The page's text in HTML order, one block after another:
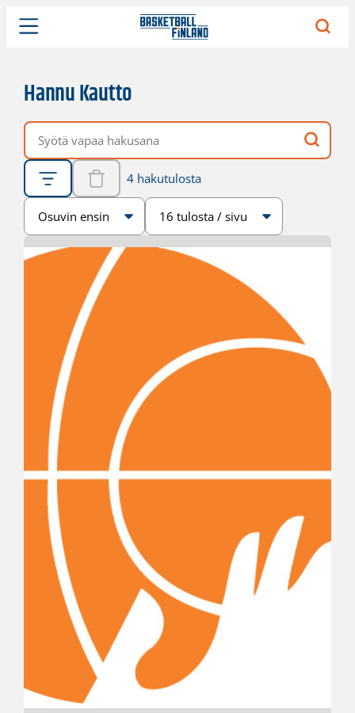
Hannu Kautto
Vapaa hakusana
4 hakutulosta
Järjestys
Sivukoko